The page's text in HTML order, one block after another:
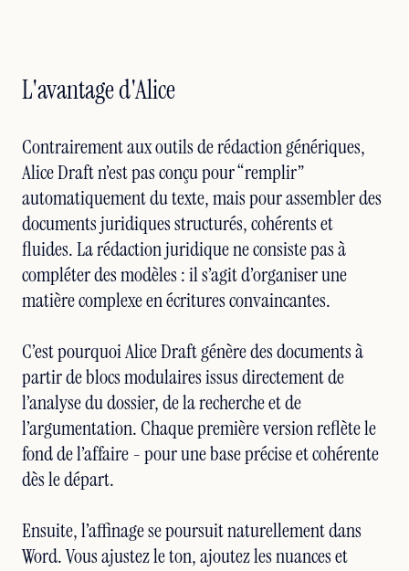
L'avantage d'Alice
Contrairement aux outils de rédaction génériques,
Alice Draft n’est pas conçu pour “remplir”
automatiquement du texte, mais pour assembler des
documents juridiques structurés, cohérents et
fluides. La rédaction juridique ne consiste pas à
compléter des modèles : il s’agit d’organiser une
matière complexe en écritures convaincantes.
C’est pourquoi Alice Draft génère des documents à
partir de blocs modulaires issus directement de
l’analyse du dossier, de la recherche et de
l’argumentation. Chaque première version reflète le
fond de l’affaire - pour une base précise et cohérente
dès le départ.
Ensuite, l’affinage se poursuit naturellement dans
Word. Vous ajustez le ton, ajoutez les nuances et